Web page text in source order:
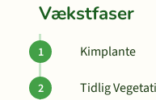
Vækstfaser
Kimplante
Tidlig